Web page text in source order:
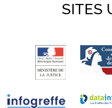
SITES